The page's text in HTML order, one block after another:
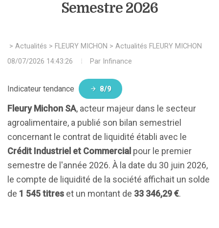
Semestre 2026
> Actualités > FLEURY MICHON > Actualités FLEURY MICHON
08/07/2026 14:43:26
Par Infinance
Indicateur tendance 8/9
Fleury Michon SA, acteur majeur dans le secteur
agroalimentaire, a publié son bilan semestriel
concernant le contrat de liquidité établi avec le
Crédit Industriel et Commercial pour le premier
semestre de l'année 2026. À la date du 30 juin 2026,
le compte de liquidité de la société affichait un solde
de 1 545 titres et un montant de 33 346,29 €.